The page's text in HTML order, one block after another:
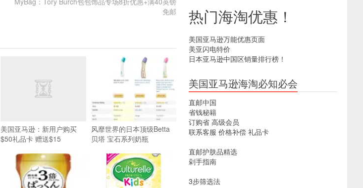
免邮
美国亚马逊：新用户购买
$50礼品卡 赠送$15
风靡世界的日本顶级Betta
贝塔 宝石系列奶瓶
热门海淘优惠！
美国亚马逊万能优惠页面
美亚闪电特价
日本亚马逊中国区销量排行榜！
美国亚马逊海淘必知必会
直邮中国
省钱秘籍
订购省 高级会员
联系客服 价格补偿 礼品卡
直邮护肤品精选
剁手指南
3步筛选法